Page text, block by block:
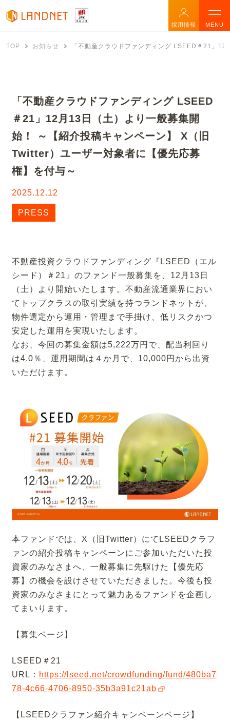
採用情報 MENU
TOP お知らせ 「不動産クラウドファンディング LSEED＃21」
「不動産クラウドファンディング LSEED
＃21」12月13日（土）より一般募集開
始！ ～【紹介投稿キャンペーン】 X（旧
Twitter）ユーザー対象者に【優先応募
権】を付与～
2025.12.12
PRESS
不動産投資クラウドファンディング『LSEED（エル
シード）＃21』のファンド一般募集を、12月13日
（土）より開始いたします。不動産流通業界におい
てトップクラスの取引実績を持つランドネットが、
物件選定から運用・管理まで手掛け、低リスクかつ
安定した運用を実現いたします。
なお、今回の募集金額は5,222万円で、配当利回り
は4.0％、運用期間は４か月で、10,000円から出資
いただけます。
本ファンドでは、X（旧Twitter）にてLSEEDクラフ
ァンの紹介投稿キャンペーンにご参加いただいた投
資家のみなさまへ、一般募集に先駆けた【優先応
募】の機会を設けさせていただきました。今後も投
資家のみなさまにとって魅力あるファンドを企画し
てまいります。
【募集ページ】
LSEED＃21
URL： https://lseed.net/crowdfunding/fund/480ba7
78-4c66-4706-8950-35b3a91c21ab
【LSEEDクラファン紹介キャンペーンページ】